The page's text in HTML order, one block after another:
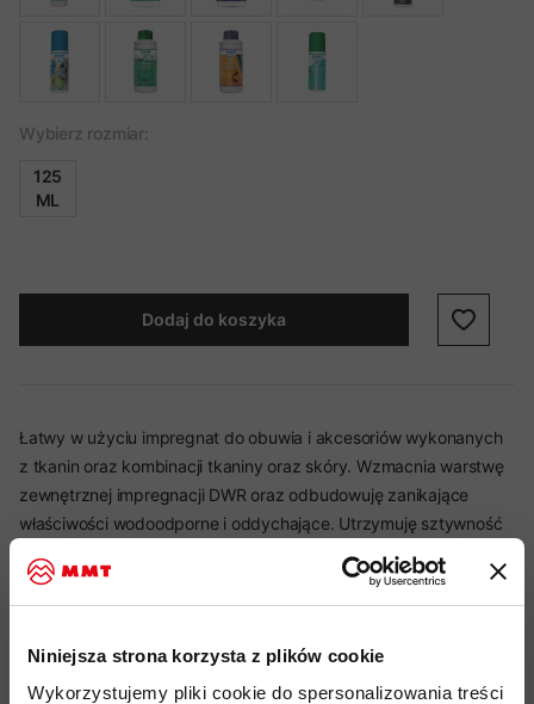
Niniejsza strona korzysta z plików cookie
Wykorzystujemy pliki cookie do spersonalizowania treści
Wybierz rozmiar:
125
ML
Dodaj do koszyka
Łatwy w użyciu impregnat do obuwia i akcesoriów wykonanych
z tkanin oraz kombinacji tkaniny oraz skóry. Wzmacnia warstwę
zewnętrznej impregnacji DWR oraz odbudowuję zanikające
właściwości wodoodporne i oddychające. Utrzymuję sztywność